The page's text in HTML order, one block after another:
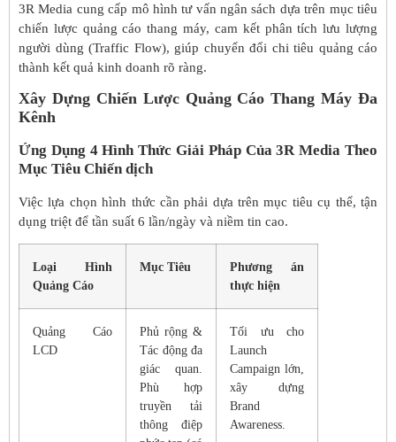
3R Media cung cấp mô hình tư vấn ngân sách dựa trên mục tiêu
chiến lược quảng cáo thang máy, cam kết phân tích lưu lượng
người dùng (Traffic Flow), giúp chuyển đổi chi tiêu quảng cáo
thành kết quả kinh doanh rõ ràng.
Xây Dựng Chiến Lược Quảng Cáo Thang Máy Đa
Kênh
Ứng Dụng 4 Hình Thức Giải Pháp Của 3R Media Theo
Mục Tiêu Chiến dịch
Việc lựa chọn hình thức cần phải dựa trên mục tiêu cụ thể, tận
dụng triệt để tần suất 6 lần/ngày và niềm tin cao.
Loại Hình
Quảng Cáo
Mục Tiêu
Phương án
thực hiện
Quảng Cáo
LCD
Phủ rộng &
Tác động đa
giác quan.
Phù hợp
truyền tải
thông điệp
Tối ưu cho
Launch
Campaign lớn,
xây dựng
Brand
Awareness.